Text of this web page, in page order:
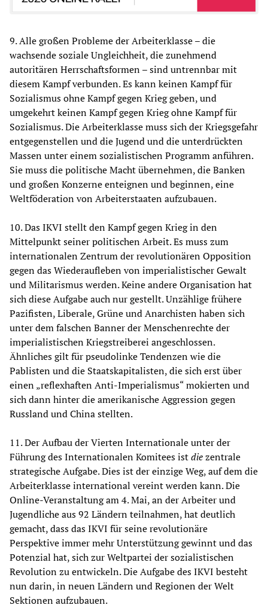
9. Alle großen Probleme der Arbeiterklasse – die
wachsende soziale Ungleichheit, die zunehmend
autoritären Herrschaftsformen – sind untrennbar mit
diesem Kampf verbunden. Es kann keinen Kampf für
Sozialismus ohne Kampf gegen Krieg geben, und
umgekehrt keinen Kampf gegen Krieg ohne Kampf für
Sozialismus. Die Arbeiterklasse muss sich der Kriegsgefahr
entgegenstellen und die Jugend und die unterdrückten
Massen unter einem sozialistischen Programm anführen.
Sie muss die politische Macht übernehmen, die Banken
und großen Konzerne enteignen und beginnen, eine
Weltföderation von Arbeiterstaaten aufzubauen.
10. Das IKVI stellt den Kampf gegen Krieg in den
Mittelpunkt seiner politischen Arbeit. Es muss zum
internationalen Zentrum der revolutionären Opposition
gegen das Wiederaufleben von imperialistischer Gewalt
und Militarismus werden. Keine andere Organisation hat
sich diese Aufgabe auch nur gestellt. Unzählige frühere
Pazifisten, Liberale, Grüne und Anarchisten haben sich
unter dem falschen Banner der Menschenrechte der
imperialistischen Kriegstreiberei angeschlossen.
Ähnliches gilt für pseudolinke Tendenzen wie die
Pablisten und die Staatskapitalisten, die sich erst über
einen „reflexhaften Anti-Imperialismus“ mokierten und
sich dann hinter die amerikanische Aggression gegen
Russland und China stellten.
11. Der Aufbau der Vierten Internationale unter der
Führung des Internationalen Komitees istdiezentrale
strategische Aufgabe. Dies ist der einzige Weg, auf dem die
Arbeiterklasse international vereint werden kann. Die
Online-Veranstaltung am 4. Mai, an der Arbeiter und
Jugendliche aus 92 Ländern teilnahmen, hat deutlich
gemacht, dass das IKVI für seine revolutionäre
Perspektive immer mehr Unterstützung gewinnt und das
Potenzial hat, sich zur Weltpartei der sozialistischen
Revolution zu entwickeln. Die Aufgabe des IKVI besteht
nun darin, in neuen Ländern und Regionen der Welt
Sektionen aufzubauen.